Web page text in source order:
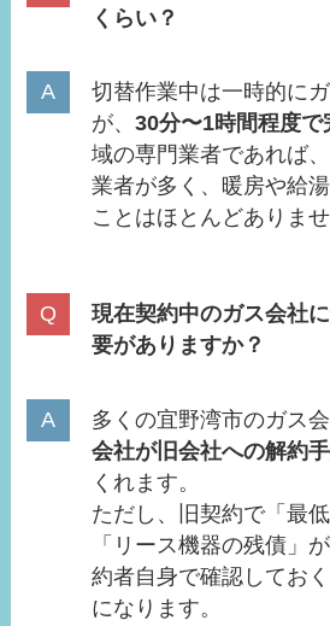
くらい？
切替作業中は一時的に
が、30分〜1時間程度で
域の専門業者であれば
業者が多く、暖房や給
ことはほとんどありませ
現在契約中のガス会社
要がありますか？
多くの宜野湾市のガス会
会社が旧会社への解約
くれます。
ただし、旧契約で「最
「リース機器の残債」
約者自身で確認してお
になります。